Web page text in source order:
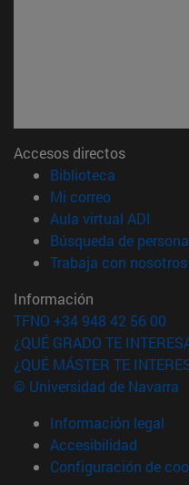
Accesos directos
Biblioteca
Mi correo(abre en
Aula virtual ADI
Búsqueda de
Trabaja con nosotros
Información
TFNO +34 948 42 56 00
¿QUÉ GRADO TE
¿QUÉ MÁSTER TE
© Universidad de Navarra
Información legal
Accesibilidad
Configuración de